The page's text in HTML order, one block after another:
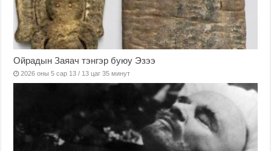
Ойрадын Заяач тэнгэр буюу Эзээ
2026 оны 5 сар 13 / 13 цаг 35 минут